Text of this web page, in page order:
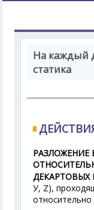
На каждый
статика
ДЕКАРТОВЫХ
У, Z),
относительно